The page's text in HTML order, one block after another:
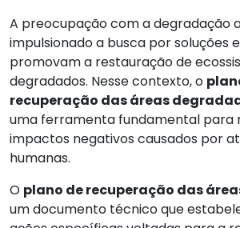
A preocupação com a degradação
impulsionado a busca por soluções
promovam a restauração de
degradados. Nesse contexto, o
recuperação das áreas
uma ferramenta fundamental para
impactos negativos causados por
humanas.
O plano de recuperação das
um documento técnico que